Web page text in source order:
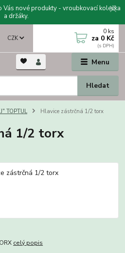
Vás nové produkty - vroubkovací kolečka
a držáky.
Menu
CZK
Hledat
0 ks
za 0 Kč
TOPTUL Hlavice zástrčná 1/2 torx
1/2 torx
celý popis